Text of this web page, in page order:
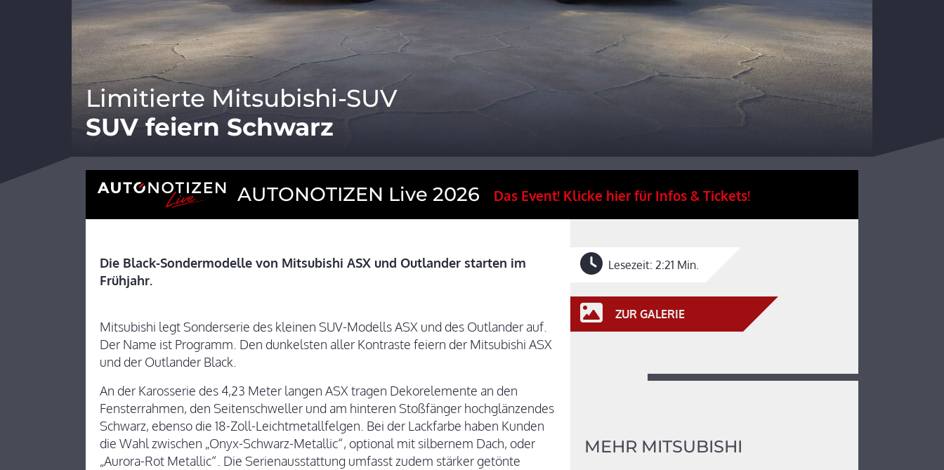
Limitierte Mitsubishi-SUV
SUV feiern Schwarz
AUTONOTIZEN Live 2026 Das Event! Klicke hier für Infos & Tickets!
Die Black-Sondermodelle von Mitsubishi ASX und Outlander starten im
Frühjahr.
Mitsubishi legt Sonderserie des kleinen SUV-Modells ASX und des Outlander auf.
Der Name ist Programm. Den dunkelsten aller Kontraste feiern der Mitsubishi ASX
und der Outlander Black.
An der Karosserie des 4,23 Meter langen ASX tragen Dekorelemente an den
Fensterrahmen, den Seitenschweller und am hinteren Stoßfänger hochglänzendes
Schwarz, ebenso die 18-Zoll-Leichtmetallfelgen. Bei der Lackfarbe haben Kunden
die Wahl zwischen „Onyx-Schwarz-Metallic“, optional mit silbernem Dach, oder
„Aurora-Rot Metallic“. Die Serienausstattung umfasst zudem stärker getönte
Lesezeit: 2:21 Min.
ZUR GALERIE
MEHR MITSUBISHI